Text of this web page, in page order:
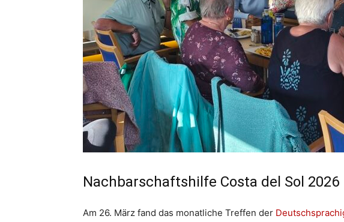
Nachbarschaftshilfe Costa del Sol 2026
Am 26. März fand das monatliche Treffen der